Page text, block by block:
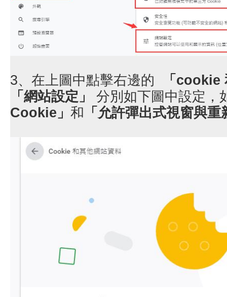
3、在上圖中點擊右邊的
「cookie
「網站設定」
分別如下圖中設定，
Cookie」 和 「允許彈出式視窗與重